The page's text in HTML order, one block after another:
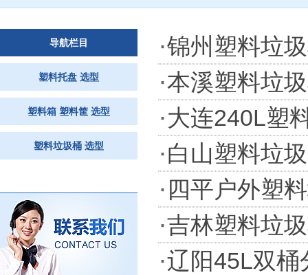
导航栏目
塑料托盘 选型
塑料箱 塑料筐 选型
塑料垃圾桶 选型
·锦州塑料垃
·本溪塑料垃
·大连240L塑
·白山塑料垃
· 四平户外塑
·吉林塑料垃
·辽阳45L双桶